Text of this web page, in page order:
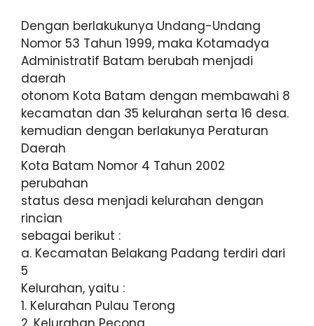
Dengan berlakukunya Undang-Undang
Nomor 53 Tahun 1999, maka Kotamadya
Administratif Batam berubah menjadi
daerah
otonom Kota Batam dengan membawahi 8
kecamatan dan 35 kelurahan serta 16 desa.
kemudian dengan berlakunya Peraturan
Daerah
Kota Batam Nomor 4 Tahun 2002
perubahan
status desa menjadi kelurahan dengan
rincian
sebagai berikut :
a. Kecamatan Belakang Padang terdiri dari
5
Kelurahan, yaitu :
1. Kelurahan Pulau Terong